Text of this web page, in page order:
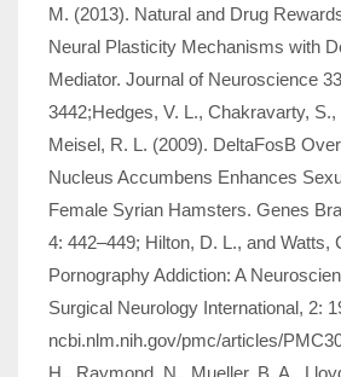
M. (2013). Natural and Drug
Neural Plasticity Mechanisms with
Mediator. Journal of Neuroscience
3442;Hedges, V. L., Chakravarty,
Meisel, R. L. (2009). DeltaFosB
Nucleus Accumbens Enhances
Female Syrian Hamsters. Genes
4: 442–449; Hilton, D. L., and Watts,
Pornography Addiction: A
Surgical Neurology International, 2:
ncbi.nlm.nih.gov/pmc/articles/
H., Raymond, N., Muel­ler, B. A.,